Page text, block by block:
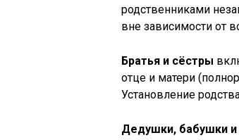
родственниками
вне зависимости от
Братья и сёстры
отце и матери
Установление
Дедушки, бабушки и